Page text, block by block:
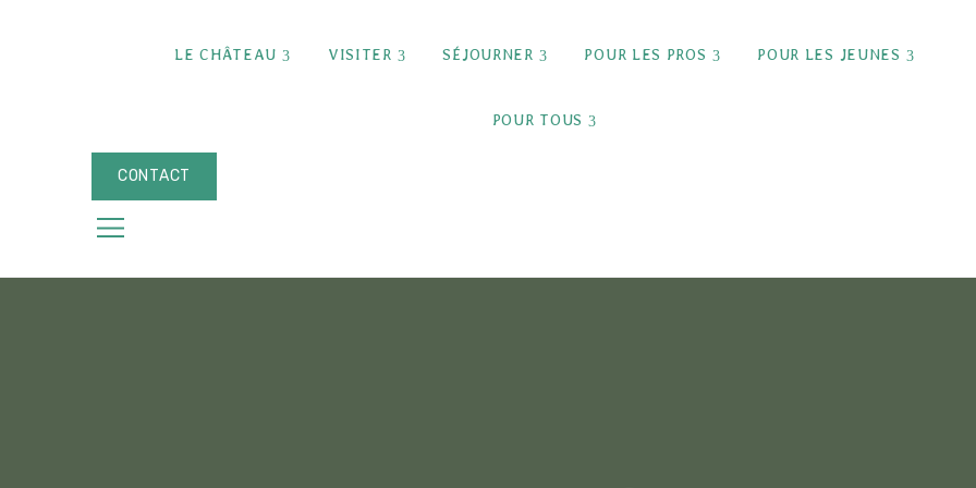
LE CHÂTEAU expand child menu
VISITER expand child menu
SÉJOURNER expand child menu
POUR LES PROS expand child menu
POUR LES JEUNES expand
POUR TOUS expand child menu
CONTACT